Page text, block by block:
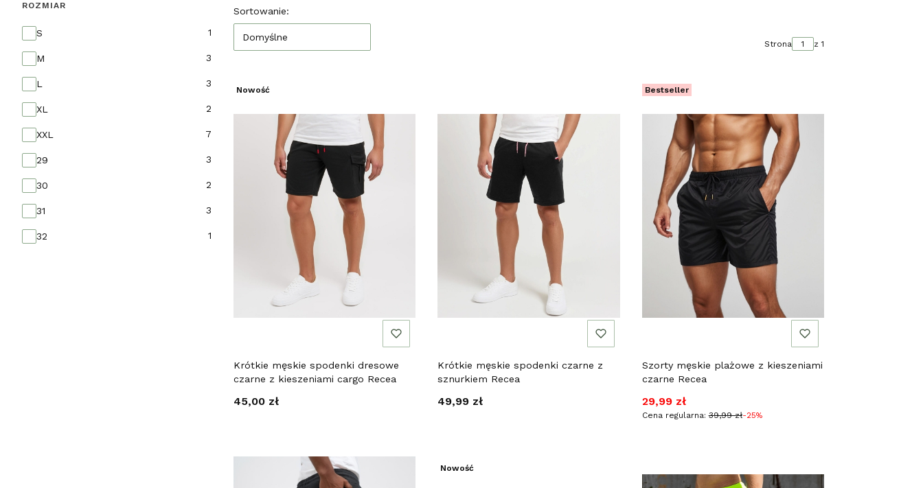
ROZMIAR
Rozmiar
S 1
M 3
L 3
XL 2
XXL 7
29 3
30 2
31 3
32 1
Lista produktów
Sortowanie:
Domyślne
Strona z 1
Nowość
Krótkie męskie spodenki dresowe
czarne z kieszeniami cargo Recea
Cena
45,00 zł
Krótkie męskie spodenki czarne z
sznurkiem Recea
Cena
49,99 zł
Bestseller
Szorty męskie plażowe z kieszeniami
czarne Recea
Cena promocyjna
29,99 zł
Cena regularna: 39,99 zł-25%
Nowość